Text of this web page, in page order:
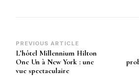
Post
Navigation
PREVIOUS ARTICLE
L’hôtel Millennium Hilton
One Un à New York : une
vue spectaculaire